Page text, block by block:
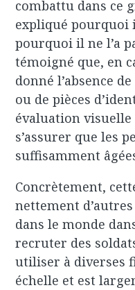
combattu dans ce
expliqué pourquoi
pourquoi il ne l’a
témoigné que, en
donné l’absence
ou de pièces
évaluation
s’assurer que les
suffisamment
Concrètement,
nettement
dans le monde
recruter des
utiliser à diverses
échelle et est